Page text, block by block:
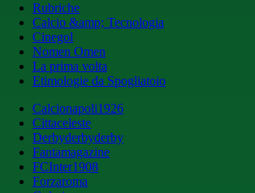
Rubriche
Calcio &amp; Tecnologia
Cinegol
Nomen Omen
La prima volta
Etimologie da Spogliatoio
Calcionapoli1926
Cittaceleste
Derbyderbyderby
Fantamagazine
FCInter1908
Forzaroma